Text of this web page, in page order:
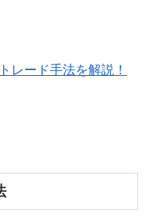
レード手法を解説！